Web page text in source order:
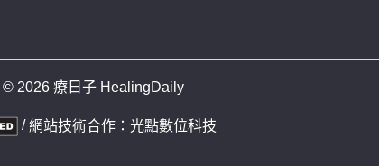
© 2026 療日子 HealingDaily
/網站技術合作： 光點數位科技